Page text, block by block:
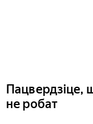
Пацвердзіце,
не робат